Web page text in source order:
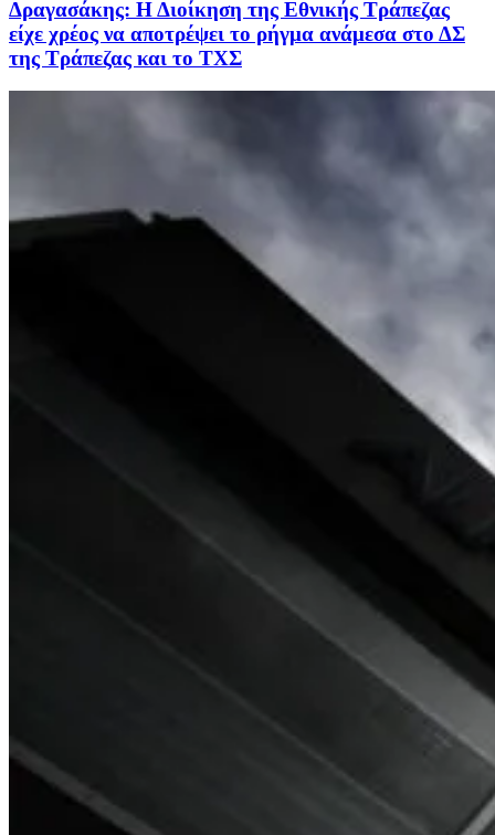
Δραγασάκης: Η Διοίκηση της Εθνικής Τράπεζας
είχε χρέος να αποτρέψει το ρήγμα ανάμεσα στο ΔΣ
της Τράπεζας και το ΤΧΣ